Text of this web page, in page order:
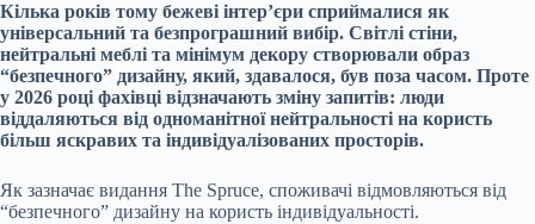
Кілька років тому бежеві інтер’єри сприймалися як
універсальний та безпрограшний вибір. Світлі стіни,
нейтральні меблі та мінімум декору створювали образ
“безпечного” дизайну, який, здавалося, був поза часом. Проте
у 2026 році фахівці відзначають зміну запитів: люди
віддаляються від одноманітної нейтральності на користь
більш яскравих та індивідуалізованих просторів.
Як зазначає видання The Spruce, споживачі відмовляються від
“безпечного” дизайну на користь індивідуальності.